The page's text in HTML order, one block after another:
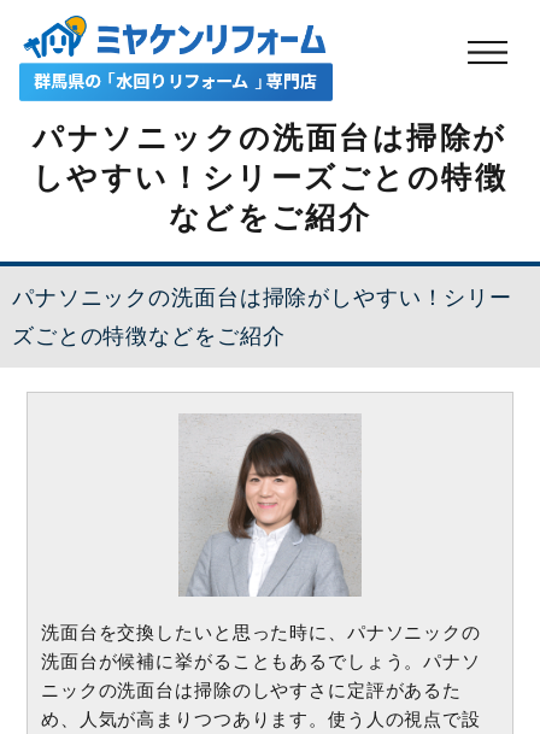
パナソニックの洗面台は掃除が
しやすい！シリーズごとの特徴
などをご紹介
パナソニックの洗面台は掃除がしやすい！シリー
ズごとの特徴などをご紹介
洗面台を交換したいと思った時に、パナソニックの
洗面台が候補に挙がることもあるでしょう。パナソ
ニックの洗面台は掃除のしやすさに定評があるた
め、人気が高まりつつあります。使う人の視点で設